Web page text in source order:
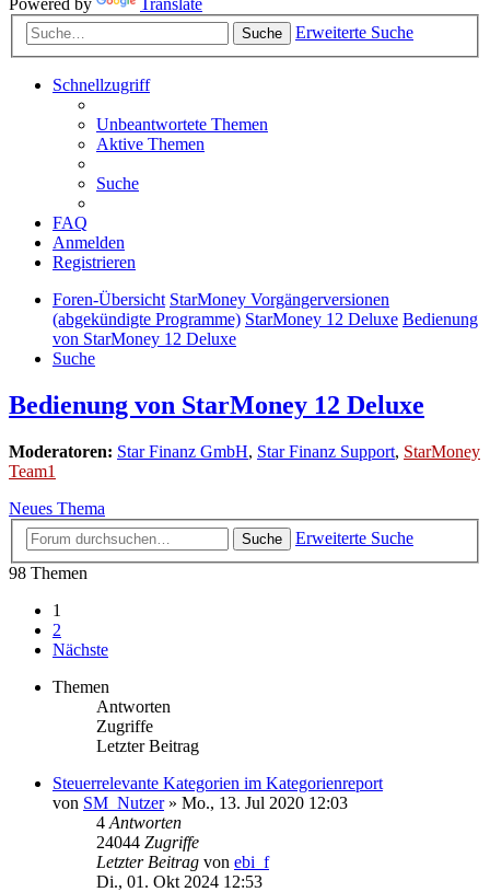
Suche Erweiterte Suche
Schnellzugriff
Unbeantwortete Themen
Aktive Themen
Suche
FAQ
Anmelden
Registrieren
Foren-Übersicht StarMoney Vorgängerversionen
(abgekündigte Programme) StarMoney 12 Deluxe Bedienung
von StarMoney 12 Deluxe
Suche
Bedienung von StarMoney 12 Deluxe
Moderatoren: Star Finanz GmbH, Star Finanz Support, StarMoney
Team1
Neues Thema
Suche
Erweiterte Suche
98 Themen
1
2
Nächste
Themen
Antworten
Zugriffe
Letzter Beitrag
Steuerrelevante Kategorien im Kategorienreport
von SM_Nutzer» Mo., 13. Jul 2020 12:03
4 Antworten
24044 Zugriffe
Letzter Beitrag von ebi_f
Di., 01. Okt 2024 12:53